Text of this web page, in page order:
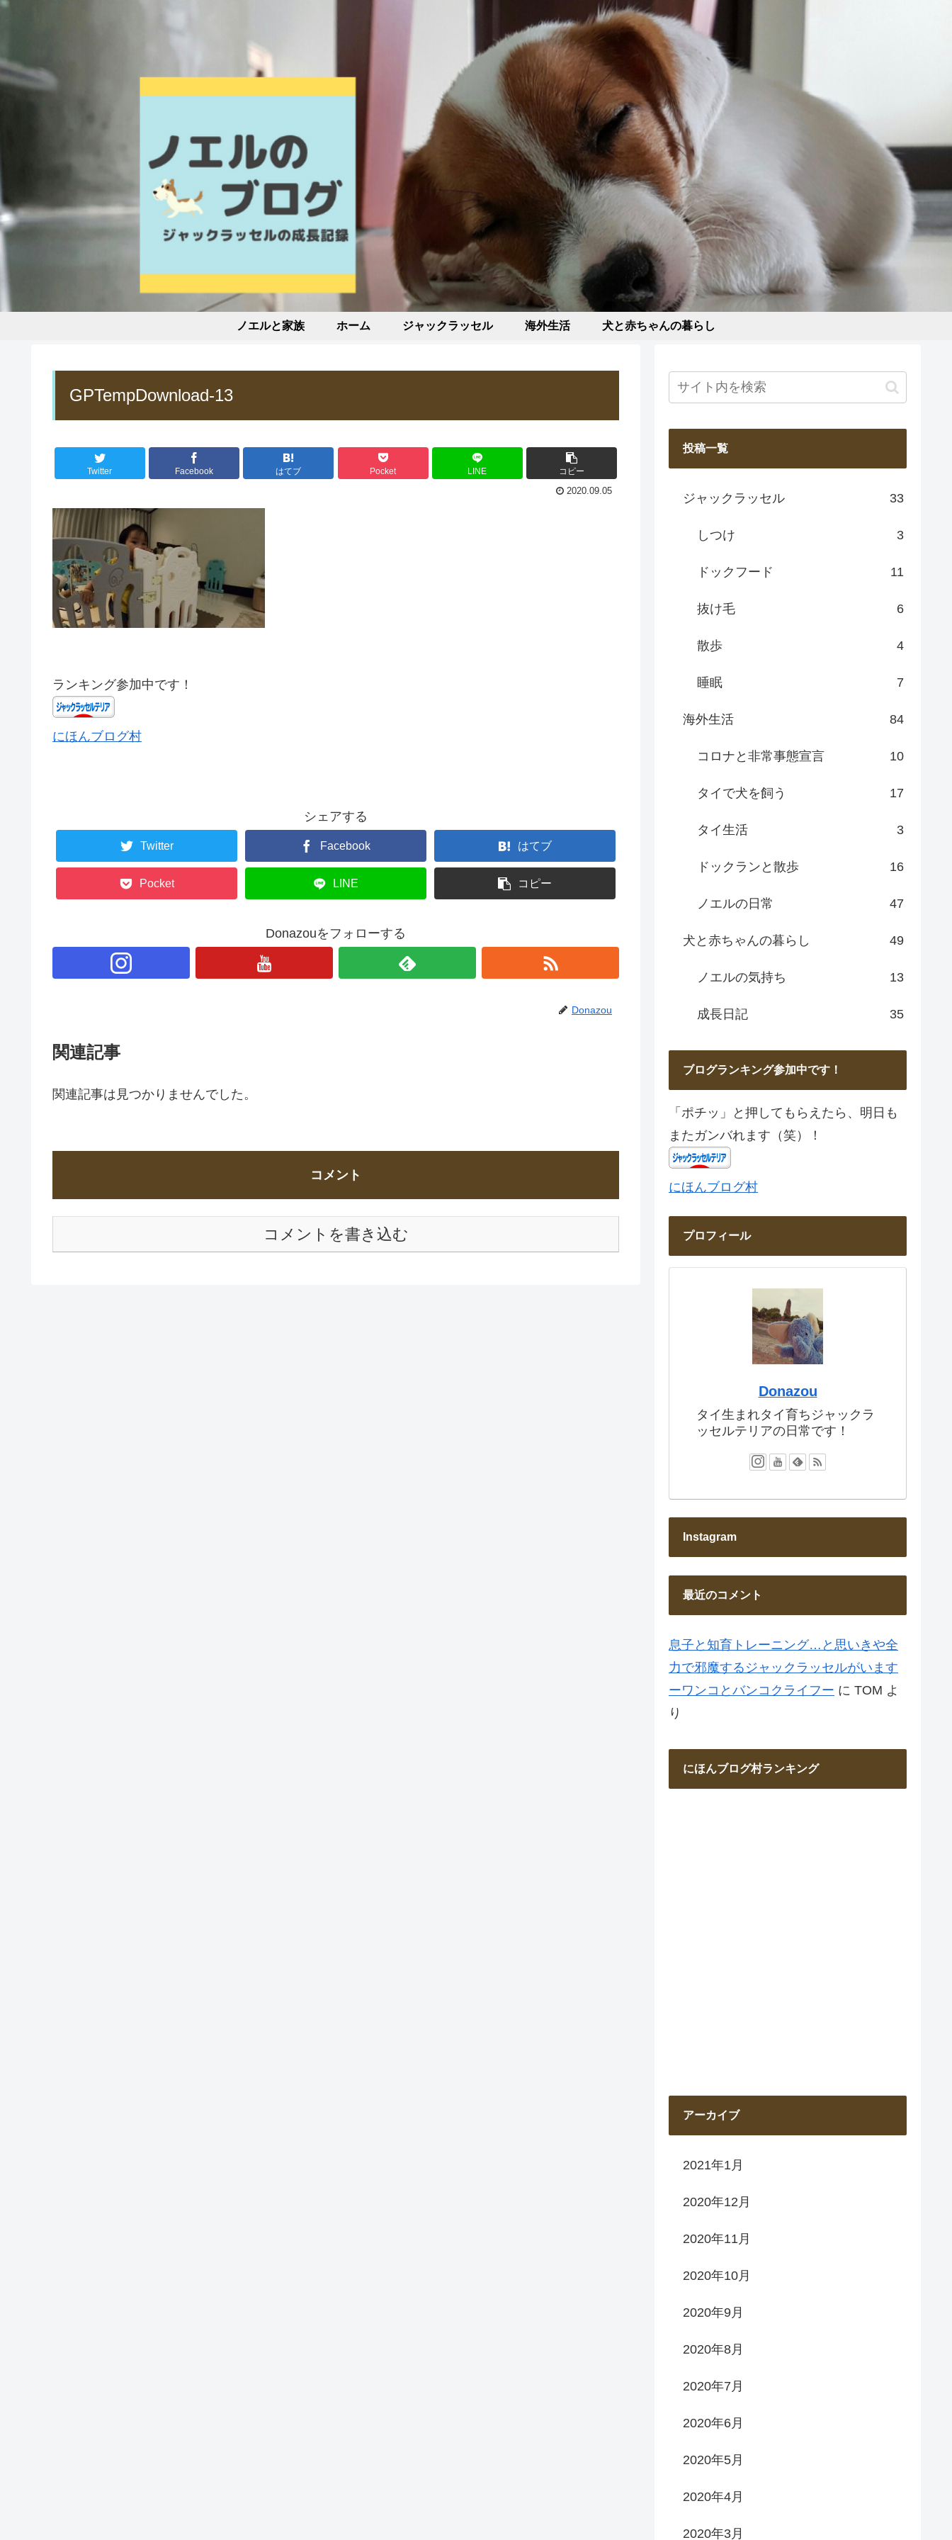
ノエルと家族 ホーム ジャックラッセル 海外生活 犬と赤ちゃんの暮らし
GPTempDownload-13
Twitter Facebook はてブ Pocket LINE コピー
2020.09.05
ランキング参加中です！
にほんブログ村
シェアする
Twitter Facebook はてブ
Pocket LINE コピー
Donazouをフォローする
Donazou
関連記事
関連記事は見つかりませんでした。
コメント
コメントを書き込む
投稿一覧
ジャックラッセル 33
しつけ 3
ドックフード 11
抜け毛 6
散歩 4
睡眠 7
海外生活 84
コロナと非常事態宣言 10
タイで犬を飼う 17
タイ生活 3
ドックランと散歩 16
ノエルの日常 47
犬と赤ちゃんの暮らし 49
ノエルの気持ち 13
成長日記 35
ブログランキング参加中です！
「ポチッ」と押してもらえたら、明日も
またガンバれます（笑）！
にほんブログ村
プロフィール
Donazou
タイ生まれタイ育ちジャックラ
ッセルテリアの日常です！
Instagram
最近のコメント
息子と知育トレーニング…と思いきや全
力で邪魔するジャックラッセルがいます
ーワンコとバンコクライフー に TOM よ
り
にほんブログ村ランキング
アーカイブ
2021年1月
2020年12月
2020年11月
2020年10月
2020年9月
2020年8月
2020年7月
2020年6月
2020年5月
2020年4月
2020年3月